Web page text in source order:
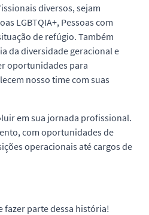
diversos, sejam
LGBTQIA+, Pessoas com
de refúgio. Também
da diversidade geracional e
oportunidades para
nosso time com suas
em sua jornada profissional.
com oportunidades de
operacionais até cargos de
fazer parte dessa história!